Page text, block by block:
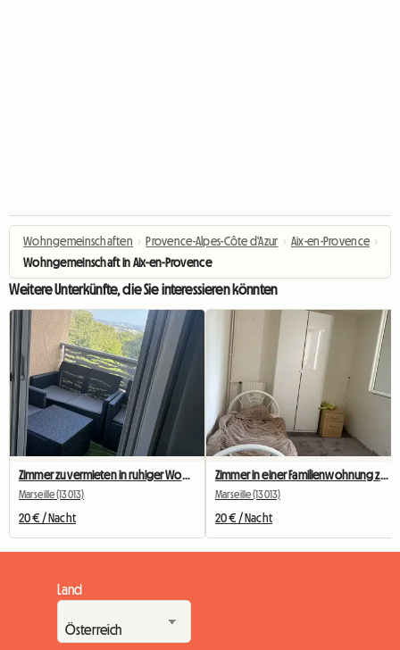
Wohngemeinschaften › Provence-Alpes-Côte d'Azur › Aix-en-Provence ›
Wohngemeinschaft in Aix-en-Provence
Weitere Unterkünfte, die Sie interessieren könnten
Zimmer zu vermieten in ruhiger Wohngegend
Marseille (13013)
20 € / Nacht
Zimmer in einer Familienwohnung zu vermieten
Marseille (13013)
20 € / Nacht
Land